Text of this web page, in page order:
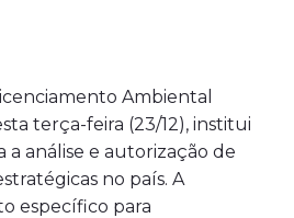
Ambiental
terça-feira (23/12), institui
a análise e autorização de
no país. A
específico para